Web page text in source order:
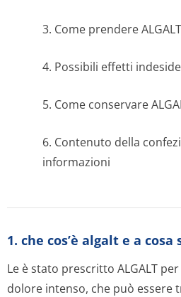
3. Come prendere ALGALT
4. Possibili effetti
5. Come conservare
6. Contenuto della
informazioni
1. che cos’è algalt e a cosa
Le è stato prescritto ALGALT
dolore intenso, che può essere